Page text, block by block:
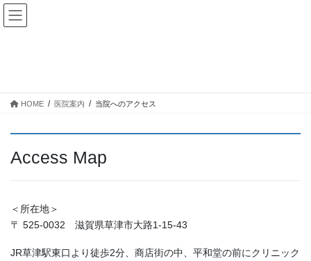
コ
ン
移
ナ
ビ
ン
HOME 医院案内 当院へのアクセス
Access Map
＜所在地＞
〒 525-0032 滋賀県草津市大路1-15-43
JR草津駅東口より徒歩2分、商店街の中、平和堂の前にクリニック